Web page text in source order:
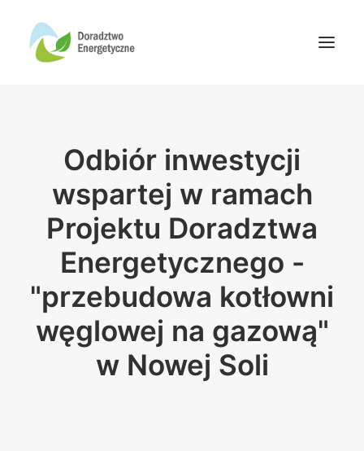
Aktualności
Oferta finansowania
Wiedza
Kontakt
Wyszukiwanie
Odbiór inwestycji
wspartej w ramach
Projektu Doradztwa
Energetycznego -
"przebudowa kotłowni
węglowej na gazową"
w Nowej Soli